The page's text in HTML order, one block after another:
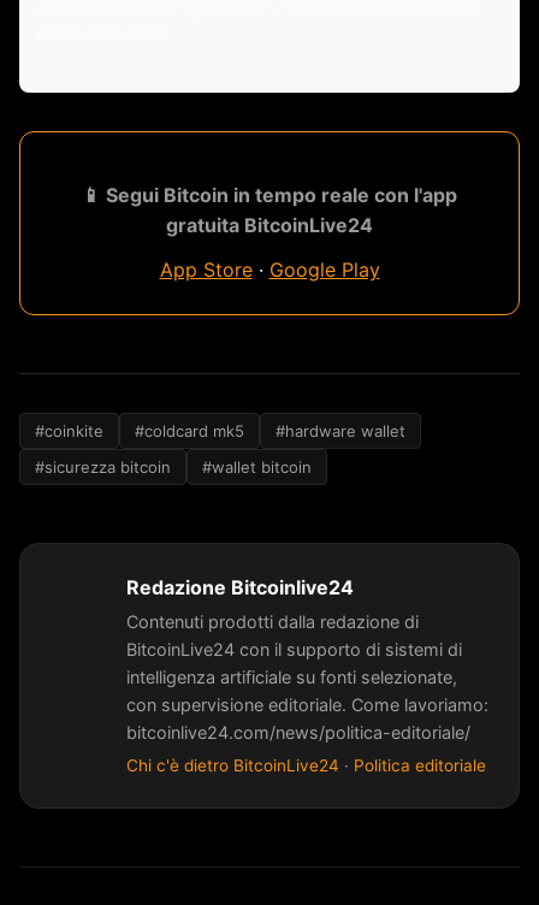
📱 Segui Bitcoin in tempo reale con l'app
gratuita BitcoinLive24
App Store· Google Play
#coinkite #coldcard mk5
#hardware wallet
#sicurezza bitcoin
#wallet bitcoin
Redazione Bitcoinlive24
Contenuti prodotti dalla redazione di
BitcoinLive24 con il supporto di sistemi di
intelligenza artificiale su fonti selezionate,
con supervisione editoriale. Come lavoriamo:
bitcoinlive24.com/news/politica-editoriale/
Chi c'è dietro BitcoinLive24 · Politica editoriale